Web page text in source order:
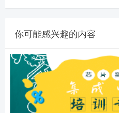
你可能感兴趣的内容